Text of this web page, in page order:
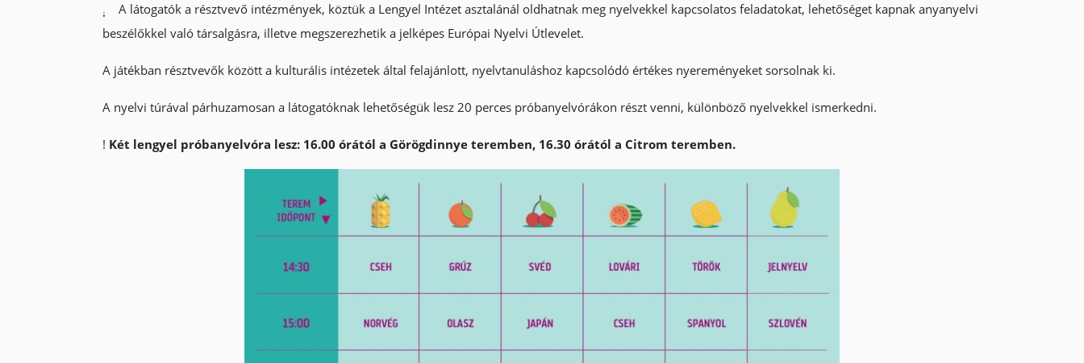
A látogatók a résztvevő intézmények, köztük a Lengyel Intézet asztalánál oldhatnak meg nyelvekkel kapcsolatos feladatokat, lehetőséget kapnak anyanyelvi
beszélőkkel való társalgásra, illetve megszerezhetik a jelképes Európai Nyelvi Útlevelet.
A játékban résztvevők között a kulturális intézetek által felajánlott, nyelvtanuláshoz kapcsolódó értékes nyereményeket sorsolnak ki.
A nyelvi túrával párhuzamosan a látogatóknak lehetőségük lesz 20 perces próbanyelvórákon részt venni, különböző nyelvekkel ismerkedni.
! Két lengyel próbanyelvóra lesz: 16.00 órától a Görögdinnye teremben, 16.30 órától a Citrom teremben.